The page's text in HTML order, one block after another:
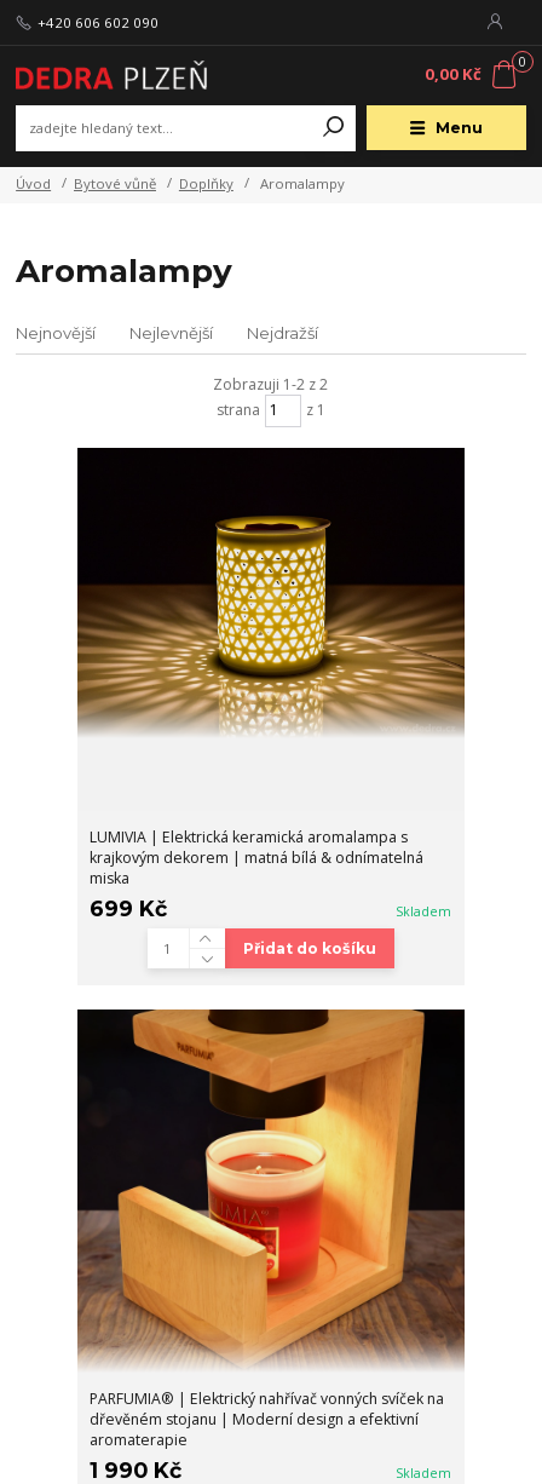
Menu
+420 606 602 090
0
0,00 Kč
Úvod Bytové vůně Doplňky Aromalampy
Aromalampy
Nejnovější Nejlevnější Nejdražší
Zobrazuji 1-2 z 2
strana
z 1
LUMIVIA | Elektrická keramická aromalampa s
krajkovým dekorem | matná bílá & odnímatelná
miska
699 Kč Skladem
Přidat do košíku
PARFUMIA® | Elektrický nahřívač vonných svíček na
dřevěném stojanu | Moderní design a efektivní
aromaterapie
1 990 Kč Skladem